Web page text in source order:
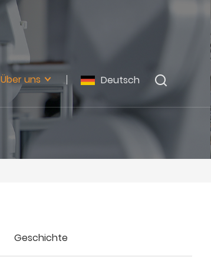
Deutsch
Über uns
Geschichte